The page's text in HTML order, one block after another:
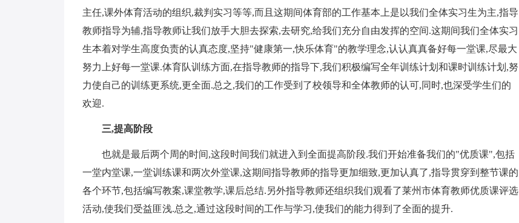
主任,课外体育活动的组织,裁判实习等等,而且这期间体育部的工作基本上是以我们全体实习生为主,指导
教师指导为辅,指导教师让我们放手大胆去探索,去研究,给我们充分自由发挥的空间.这期间我们全体实习
生本着对学生高度负责的认真态度,坚持"健康第一,快乐体育"的教学理念,认认真真备好每一堂课,尽最大
努力上好每一堂课.体育队训练方面,在指导教师的指导下,我们积极编写全年训练计划和课时训练计划,努
力使自己的训练更系统,更全面.总之,我们的工作受到了校领导和全体教师的认可,同时,也深受学生们的
欢迎.
三,提高阶段
也就是最后两个周的时间,这段时间我们就进入到全面提高阶段.我们开始准备我们的"优质课",包括
一堂内堂课,一堂训练课和两次外堂课,这期间指导教师的指导更加细致,更加认真了,指导贯穿到整节课的
各个环节,包括编写教案,课堂教学,课后总结.另外指导教师还组织我们观看了莱州市体育教师优质课评选
活动,使我们受益匪浅.总之,通过这段时间的工作与学习,使我们的能力得到了全面的提升.